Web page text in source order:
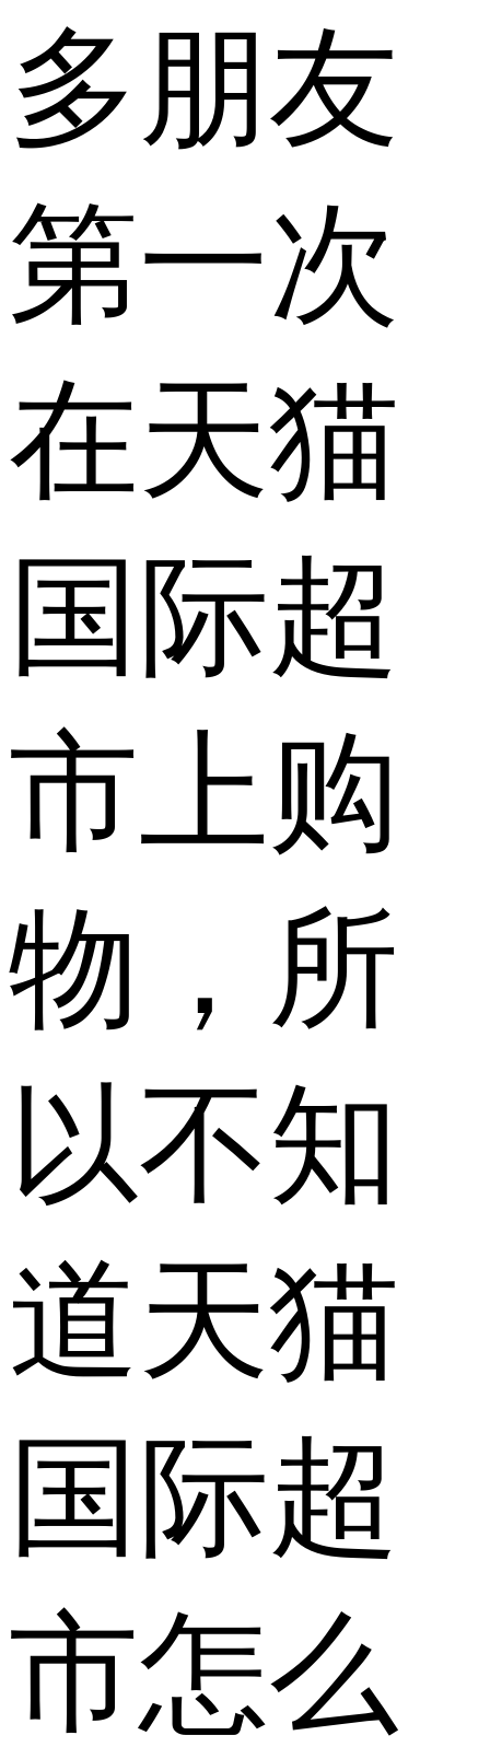
多朋友
第一次
在天猫
国际超
市上购
物，所
以不知
道天猫
国际超
市怎么